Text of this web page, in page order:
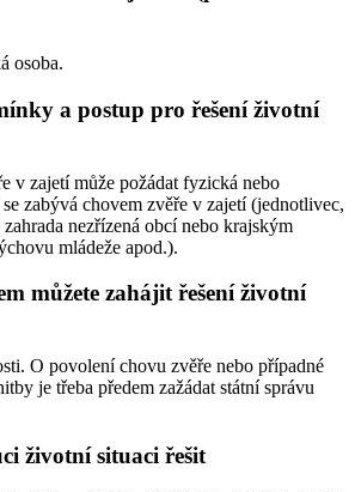
osoba.
a postup pro řešení životní
v zajetí může požádat fyzická nebo
zabývá chovem zvěře v zajetí (jednotlivec,
nezřízená obcí nebo krajským
mládeže apod.).
můžete zahájit řešení životní
O povolení chovu zvěře nebo případné
je třeba předem zažádat státní správu
životní situaci řešit